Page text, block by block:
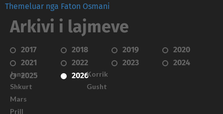
Themeluar nga Faton Osmani
Arkivi i lajmeve
2017 2018 2019
2020
2021
2022 2023
2024
2025
2026
Janar
Shkurt
Mars
Prill
Korrik
Gusht